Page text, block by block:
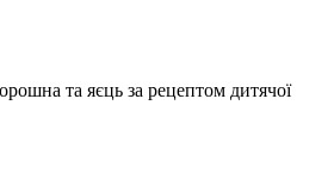
та яєць за рецептом дитячої